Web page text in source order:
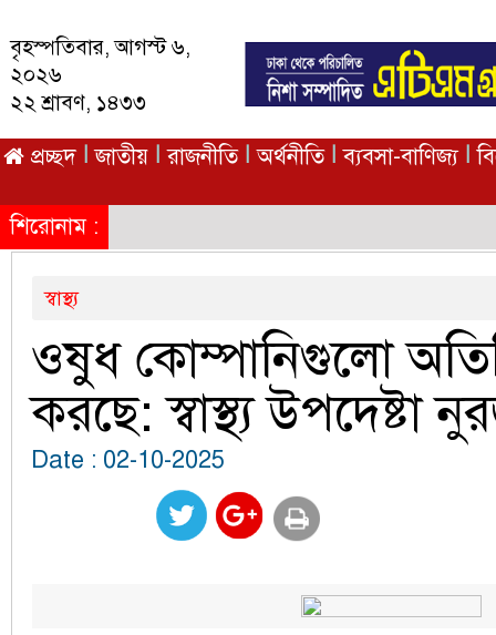
বৃহস্পতিবার, আগস্ট ৬,
২০২৬
২২ শ্রাবণ, ১৪৩৩
প্রচ্ছদ জাতীয় রাজনীতি অর্থনীতি ব্যবসা-বাণিজ্য
শিরোনাম :
স্বাস্থ্য
ওষুধ কোম্পানিগুলো
করছে: স্বাস্থ্য উপদেষ্টা
Date : 02-10-2025